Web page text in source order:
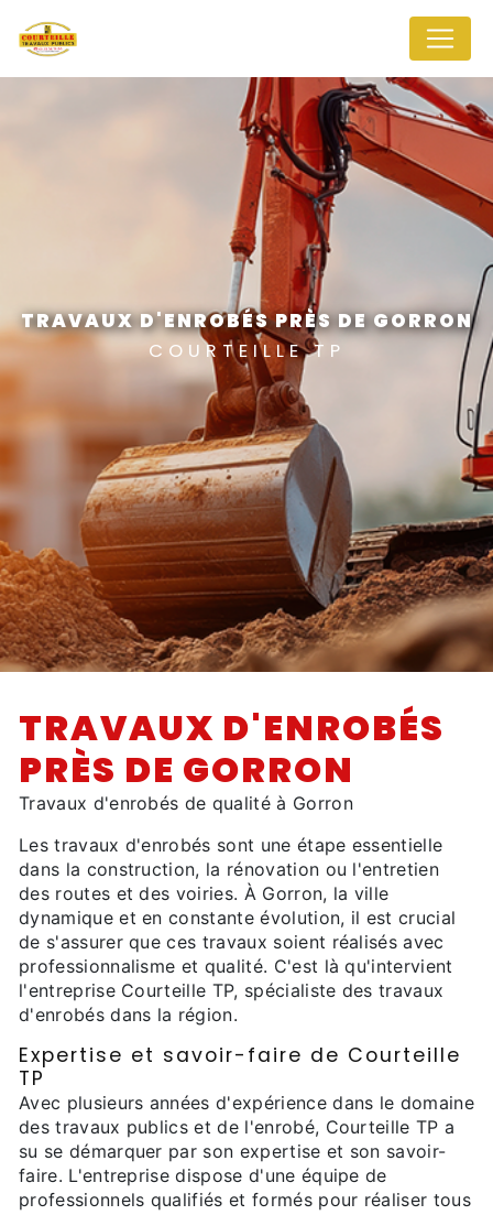
TRAVAUX D'ENROBÉS PRÈS DE GORRON
COURTEILLE TP
TRAVAUX D'ENROBÉS
PRÈS DE GORRON
Travaux d'enrobés de qualité à Gorron
Les travaux d'enrobés sont une étape essentielle
dans la construction, la rénovation ou l'entretien
des routes et des voiries. À Gorron, la ville
dynamique et en constante évolution, il est crucial
de s'assurer que ces travaux soient réalisés avec
professionnalisme et qualité. C'est là qu'intervient
l'entreprise Courteille TP, spécialiste des travaux
d'enrobés dans la région.
Expertise et savoir-faire de Courteille
TP
Avec plusieurs années d'expérience dans le domaine
des travaux publics et de l'enrobé, Courteille TP a
su se démarquer par son expertise et son savoir-
faire. L'entreprise dispose d'une équipe de
professionnels qualifiés et formés pour réaliser tous